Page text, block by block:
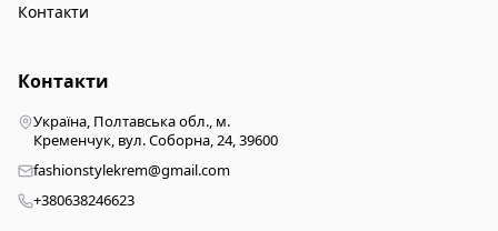
Контакти
Контакти
Україна, Полтавська обл., м.
Кременчук, вул. Соборна, 24, 39600
fashionstylekrem@gmail.com
+380638246623